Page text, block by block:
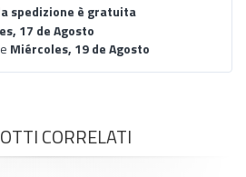
spedizione è gratuita
17 de Agosto
Miércoles, 19 de Agosto
CORRELATI